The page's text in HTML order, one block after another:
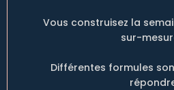
Vous construisez la
sur-
Différentes formules